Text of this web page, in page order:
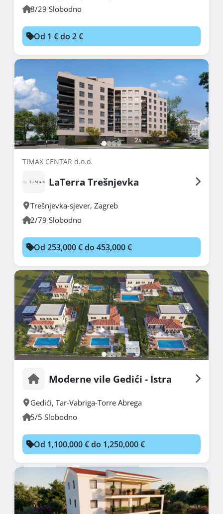
8/29 Slobodno
Od 1 € do 2 €
TIMAX CENTAR d.o.o.
LaTerra Trešnjevka
Trešnjevka-sjever, Zagreb
2/79 Slobodno
Od 253,000 € do 453,000 €
Moderne vile Gedići - Istra
Gedići, Tar-Vabriga-Torre Abrega
5/5 Slobodno
Od 1,100,000 € do 1,250,000 €